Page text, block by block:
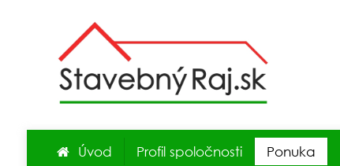
Úvod Profil spoločnosti Ponuka